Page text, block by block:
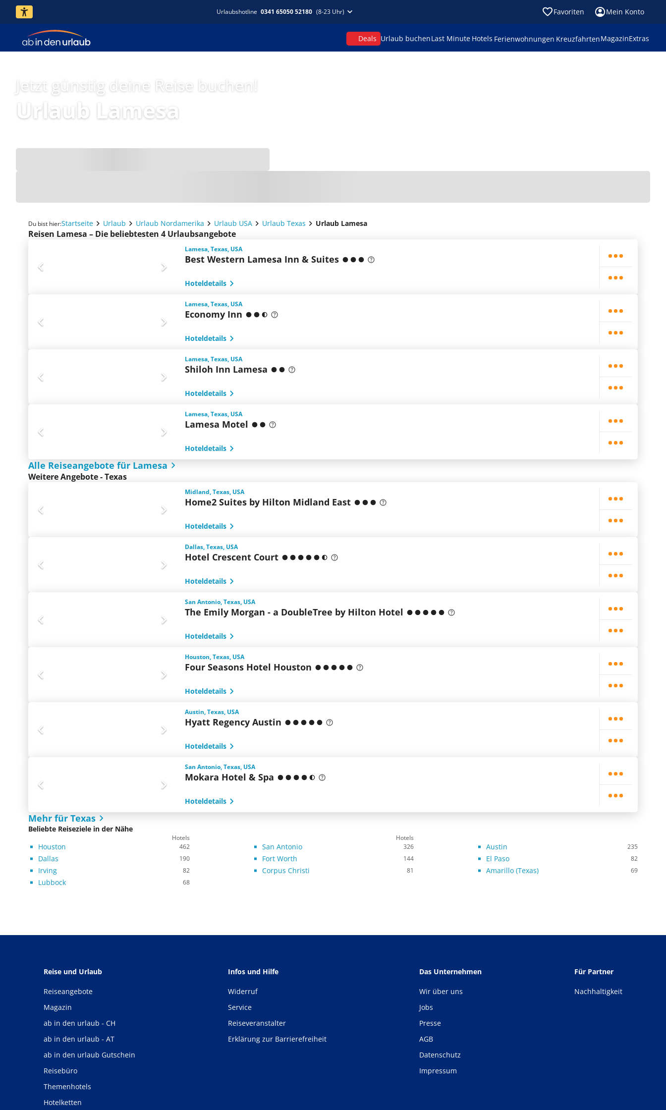
Urlaubshotline 0341 65050 52180 (8-23 Uhr) Favoriten Mein Konto
Deals Urlaub buchenLast Minute Hotels Ferienwohnungen KreuzfahrtenMagazinExtras
Jetzt günstig deine Reise buchen!
Urlaub Lamesa
Du bist hier:Startseite Urlaub Urlaub Nordamerika Urlaub USA Urlaub Texas Urlaub Lamesa
Reisen Lamesa – Die beliebtesten 4 Urlaubsangebote
Lamesa, Texas, USA
Best Western Lamesa Inn & Suites
Hoteldetails
Lamesa, Texas, USA
Economy Inn
Hoteldetails
Lamesa, Texas, USA
Shiloh Inn Lamesa
Hoteldetails
Lamesa, Texas, USA
Lamesa Motel
Hoteldetails
Alle Reiseangebote für Lamesa
Weitere Angebote - Texas
Midland, Texas, USA
Home2 Suites by Hilton Midland East
Hoteldetails
Dallas, Texas, USA
Hotel Crescent Court
Hoteldetails
San Antonio, Texas, USA
The Emily Morgan - a DoubleTree by Hilton Hotel
Hoteldetails
Houston, Texas, USA
Four Seasons Hotel Houston
Hoteldetails
Austin, Texas, USA
Hyatt Regency Austin
Hoteldetails
San Antonio, Texas, USA
Mokara Hotel & Spa
Hoteldetails
Mehr für Texas
Beliebte Reiseziele in der Nähe
Hotels Hotels
Houston 462 San Antonio 326 Austin 235
Dallas 190 Fort Worth 144 El Paso 82
Irving 82 Corpus Christi 81 Amarillo (Texas) 69
Lubbock 68
Reise und Urlaub
Reiseangebote
Magazin
ab in den urlaub - CH
ab in den urlaub - AT
ab in den urlaub Gutschein
Reisebüro
Themenhotels
Hotelketten
Infos und Hilfe
Widerruf
Service
Reiseveranstalter
Erklärung zur Barrierefreiheit
Das Unternehmen
Wir über uns
Jobs
Presse
AGB
Datenschutz
Impressum
Für Partner
Nachhaltigkeit